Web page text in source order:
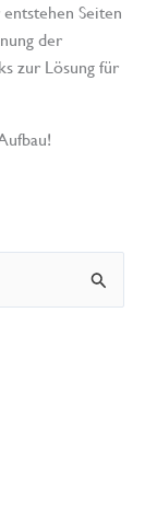
Seiten
der
zur Lösung für